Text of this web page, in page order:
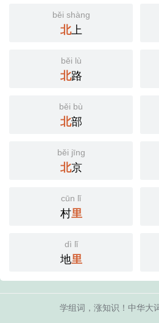
běi shàng
北上
běi lù
北路
běi bù
北部
běi jīng
北京
cūn lǐ
村里
dì lǐ
地里
学组词，涨知识！中华大